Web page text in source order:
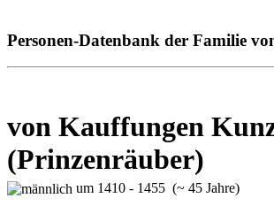
Personen-Datenbank der Familie
von Kauffungen
(Prinzenräuber)
um 1410 - 1455 (~ 45 Jahre)